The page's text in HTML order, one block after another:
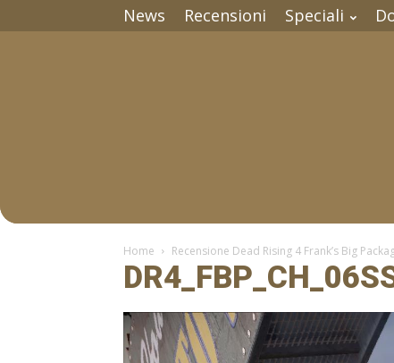
News Recensioni Speciali
Home Recensione Dead Rising 4 Frank’s Big